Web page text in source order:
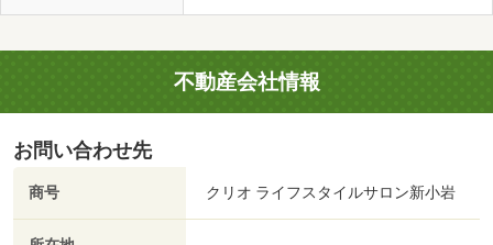
不動産会社情報
お問い合わせ先
商号 クリオ ライフスタイルサロン新小岩